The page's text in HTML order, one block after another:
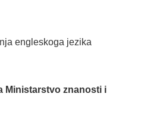
engleskoga jezika
Ministarstvo znanosti i